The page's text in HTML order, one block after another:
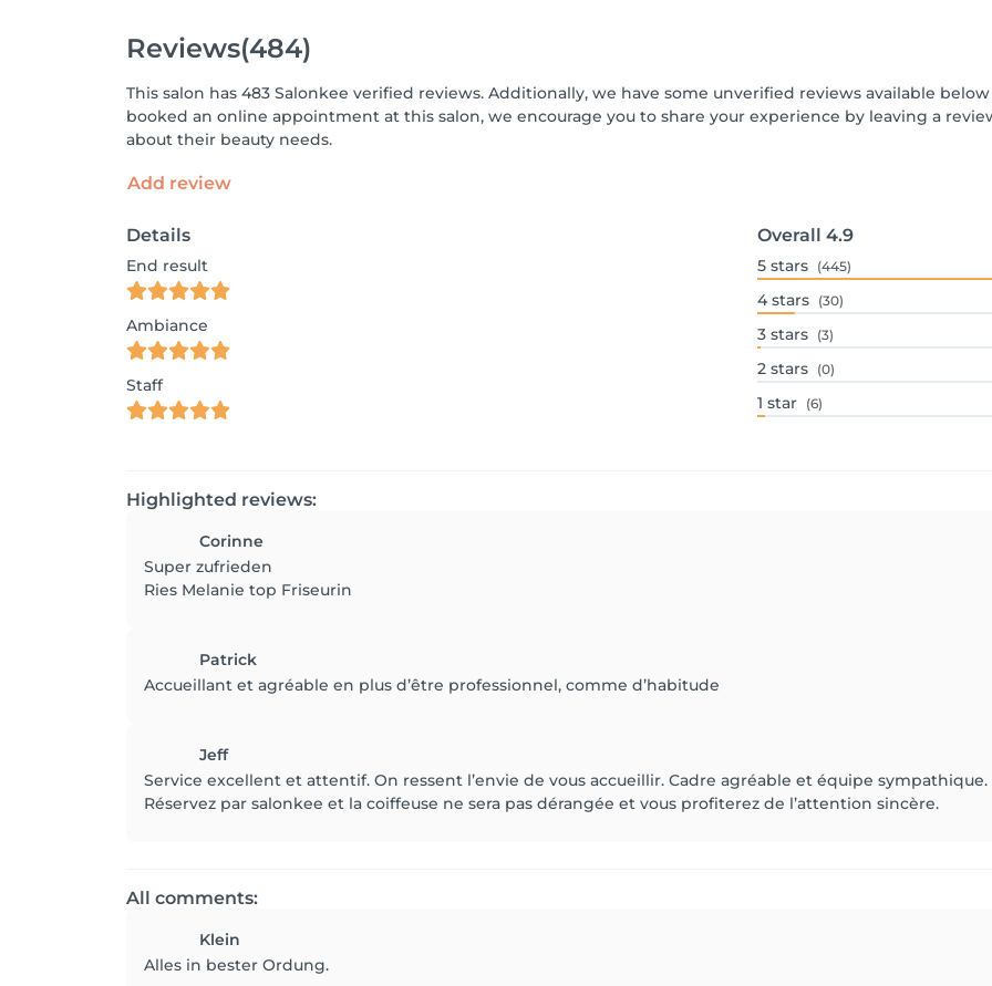
Reviews(484)
This salon has 483 Salonkee verified reviews. Additionally, we have some unverified reviews available
booked an online appointment at this salon, we encourage you to share your experience by leaving a
about their beauty needs.
Add review
Details
End result
Ambiance
Staff
Overall 4.9
5 stars (445)
4 stars (30)
3 stars (3)
2 stars (0)
1 star (6)
Highlighted reviews:
Corinne
Super zufrieden
Ries Melanie top Friseurin
Patrick
Accueillant et agréable en plus d’être professionnel, comme d’habitude
Jeff
Service excellent et attentif. On ressent l’envie de vous accueillir. Cadre agréable et équipe sympathique.
Réservez par salonkee et la coiffeuse ne sera pas dérangée et vous profiterez de l’attention sincère.
All comments:
Klein
Alles in bester Ordung.